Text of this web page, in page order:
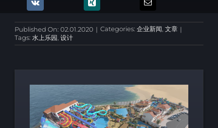
Published On: 02.01.2020 | Categories: 企业新闻 文章 |
Tags: 水上乐园 设计